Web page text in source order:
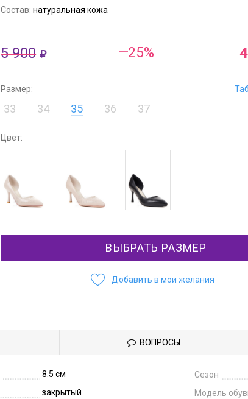
Состав:натуральная кожа
5 900 —25%
Размер:
33 34 35 36 37
Цвет:
ВЫБРАТЬ РАЗМЕР
Добавить в мои желания
ВОПРОСЫ
8.5 см
закрытый
Сезон
Модель